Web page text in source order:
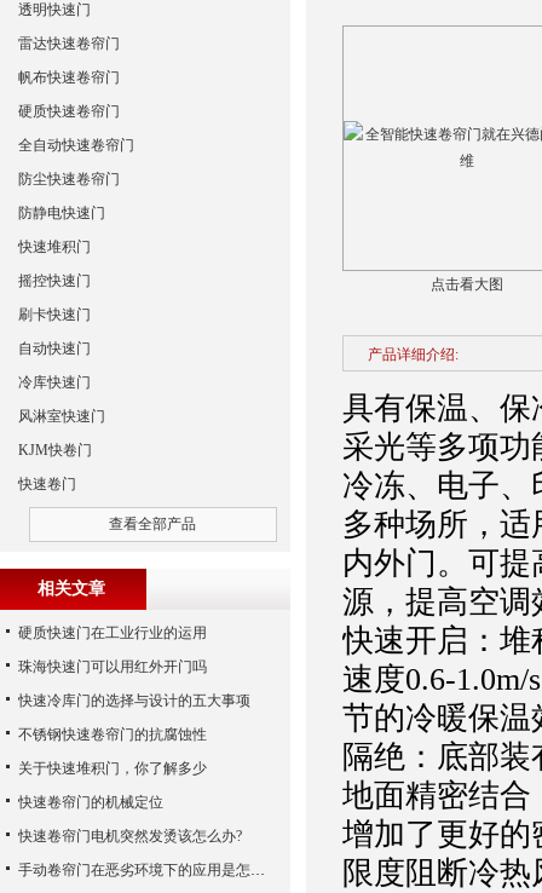
点击看大图
产品详细介绍:
具有保温、保
采光等多项
冷冻、电子
多种场所，
内外门。可
源，提高空调
快速开启：堆
速度0.6-
节的冷暖保温
隔绝：底部
地面精密结
增加了更好
限度阻断冷
透明快速门
雷达快速卷帘门
帆布快速卷帘门
硬质快速卷帘门
全自动快速卷帘门
防尘快速卷帘门
防静电快速门
快速堆积门
摇控快速门
刷卡快速门
自动快速门
冷库快速门
风淋室快速门
KJM快卷门
快速卷门
查看全部产品
相关文章
硬质快速门在工业行业的运用
珠海快速门可以用红外开门吗
快速冷库门的选择与设计的五大事项
不锈钢快速卷帘门的抗腐蚀性
关于快速堆积门，你了解多少
快速卷帘门的机械定位
快速卷帘门电机突然发烫该怎么办?
手动卷帘门在恶劣环境下的应用是怎样的